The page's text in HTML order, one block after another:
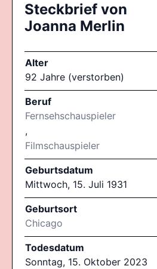
Steckbrief von
Joanna Merlin
Alter
92 Jahre (verstorben)
Beruf
Fernsehschauspieler
,
Filmschauspieler
Geburtsdatum
Mittwoch, 15. Juli 1931
Geburtsort
Chicago
Todesdatum
Sonntag, 15. Oktober 2023